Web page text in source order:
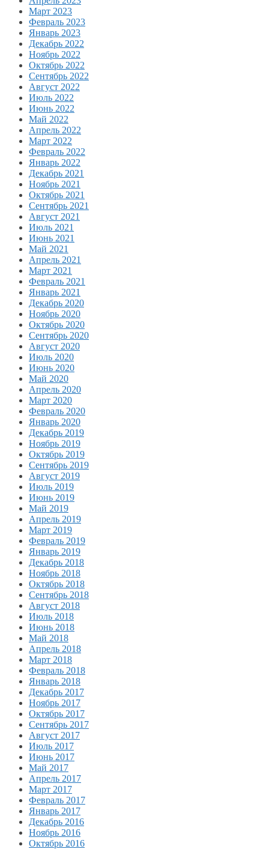
Март 2023
Февраль 2023
Январь 2023
Декабрь 2022
Ноябрь 2022
Октябрь 2022
Сентябрь 2022
Август 2022
Июль 2022
Июнь 2022
Май 2022
Апрель 2022
Март 2022
Февраль 2022
Январь 2022
Декабрь 2021
Ноябрь 2021
Октябрь 2021
Сентябрь 2021
Август 2021
Июль 2021
Июнь 2021
Май 2021
Апрель 2021
Март 2021
Февраль 2021
Январь 2021
Декабрь 2020
Ноябрь 2020
Октябрь 2020
Сентябрь 2020
Август 2020
Июль 2020
Июнь 2020
Май 2020
Апрель 2020
Март 2020
Февраль 2020
Январь 2020
Декабрь 2019
Ноябрь 2019
Октябрь 2019
Сентябрь 2019
Август 2019
Июль 2019
Июнь 2019
Май 2019
Апрель 2019
Март 2019
Февраль 2019
Январь 2019
Декабрь 2018
Ноябрь 2018
Октябрь 2018
Сентябрь 2018
Август 2018
Июль 2018
Июнь 2018
Май 2018
Апрель 2018
Март 2018
Февраль 2018
Январь 2018
Декабрь 2017
Ноябрь 2017
Октябрь 2017
Сентябрь 2017
Август 2017
Июль 2017
Июнь 2017
Май 2017
Апрель 2017
Март 2017
Февраль 2017
Январь 2017
Декабрь 2016
Ноябрь 2016
Октябрь 2016